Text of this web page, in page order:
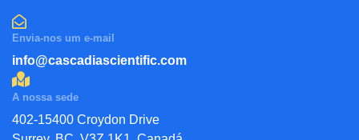
Envia-nos um e-mail
info@cascadiascientific.com
A nossa sede
402-15400 Croydon Drive